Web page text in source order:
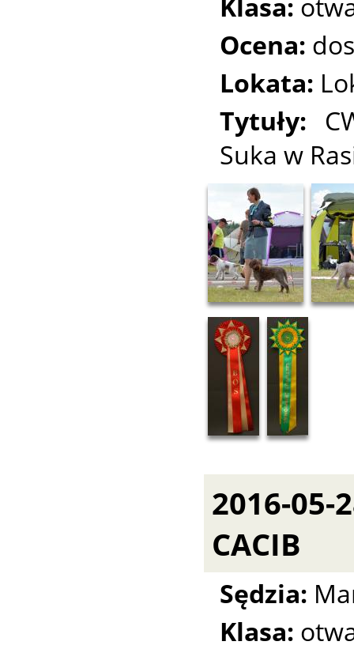
Ocena:
Lokata:
Tytuły:
Suka w
2016-
CACIB
Sędzia:
Klasa: